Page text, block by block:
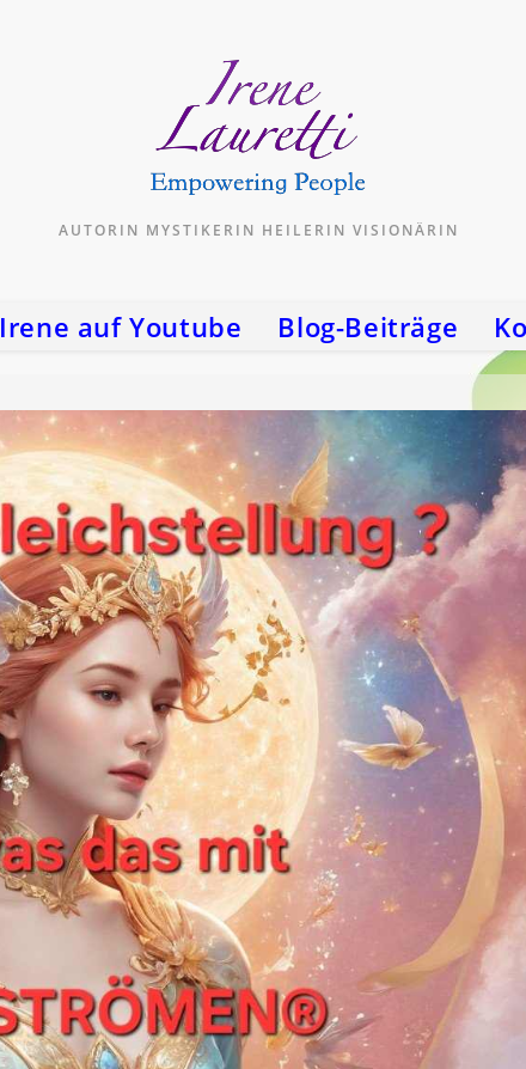
AUTORIN MYSTIKERIN HEILERIN VISIONÄRIN
Irene auf Youtube Blog-Beiträge